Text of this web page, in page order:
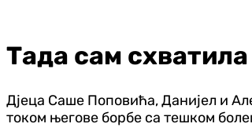
Тада сам
Дјеца Саше Поповића, Данијел и
током његове борбе са тешком